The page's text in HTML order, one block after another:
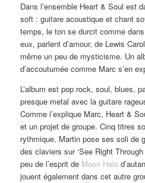
Dans l’ensemble Heart & Soul est
soft : guitare acoustique et chant
temps, le ton se durcit comme
eux, parlent d’amour, de Lewis
même un peu de mysticisme. Un
d’accoutumée comme Marc s’en
L’album est pop rock, soul, blues,
presque metal avec la guitare
Comme l’explique Marc, Heart &
et un projet de groupe. Cinq titres
rythmique, Martin pose ses soli de
des claviers sur ‘See Right
peu de l’esprit de Moon Halo
jouent également dans cet autre